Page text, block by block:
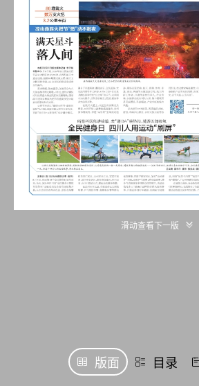
滑动查看下一版
版面 目录